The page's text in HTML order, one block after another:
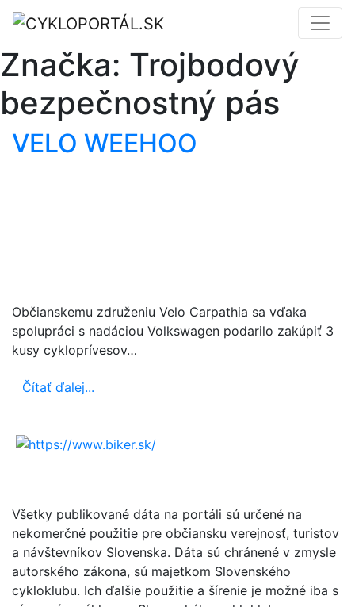
Značka: Trojbodový
bezpečnostný pás
VELO WEEHOO
Občianskemu združeniu Velo Carpathia sa vďaka
spolupráci s nadáciou Volkswagen podarilo zakúpiť 3
kusy cykloprívesov…
Čítať ďalej...
Všetky publikované dáta na portáli sú určené na
nekomerčné použitie pre občiansku verejnosť, turistov
a návštevníkov Slovenska. Dáta sú chránené v zmysle
autorského zákona, sú majetkom Slovenského
cykloklubu. Ich ďalšie použitie a šírenie je možné iba s